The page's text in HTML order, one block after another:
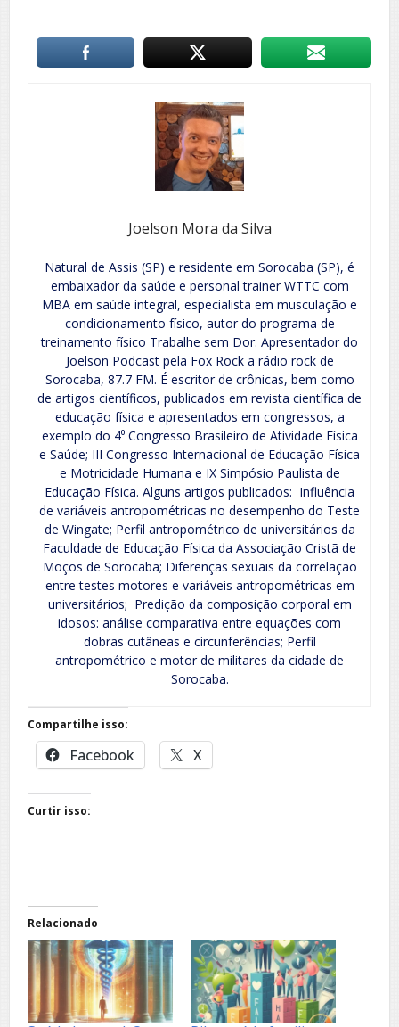
Joelson Mora da Silva
Natural de Assis (SP) e residente em Sorocaba (SP), é
embaixador da saúde e personal trainer WTTC com
MBA em saúde integral, especialista em musculação e
condicionamento físico, autor do programa de
treinamento físico Trabalhe sem Dor. Apresentador do
Joelson Podcast pela Fox Rock a rádio rock de
Sorocaba, 87.7 FM. É escritor de crônicas, bem como
de artigos científicos, publicados em revista científica de
educação física e apresentados em congressos, a
exemplo do 4⁰ Congresso Brasileiro de Atividade Física
e Saúde; III Congresso Internacional de Educação Física
e Motricidade Humana e IX Simpósio Paulista de
Educação Física. Alguns artigos publicados: Influência
de variáveis antropométricas no desempenho do Teste
de Wingate; Perfil antropométrico de universitários da
Faculdade de Educação Física da Associação Cristã de
Moços de Sorocaba; Diferenças sexuais da correlação
entre testes motores e variáveis antropométricas em
universitários; Predição da composição corporal em
idosos: análise comparativa entre equações com
dobras cutâneas e circunferências; Perfil
antropométrico e motor de militares da cidade de
Sorocaba.
Compartilhe isso:
Facebook X
Curtir isso:
Relacionado